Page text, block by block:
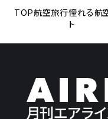
TOP航空旅行憧れる航
ト